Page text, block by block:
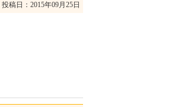
投稿日：2015年09月25日